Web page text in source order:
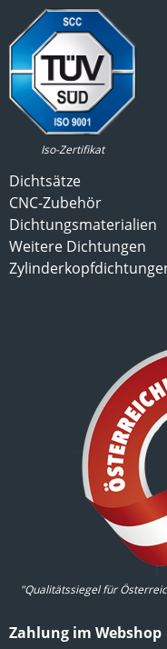
Iso-Zertifikat
Dichtsätze
CNC-Zubehör
Dichtungsmaterialien
Weitere Dichtungen
"Qualitätssiegel für
Zahlung im Webshop